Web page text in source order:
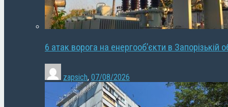
6 атак ворога на енергооб’єкти в Запорізькій
zapsich, 07/08/2026